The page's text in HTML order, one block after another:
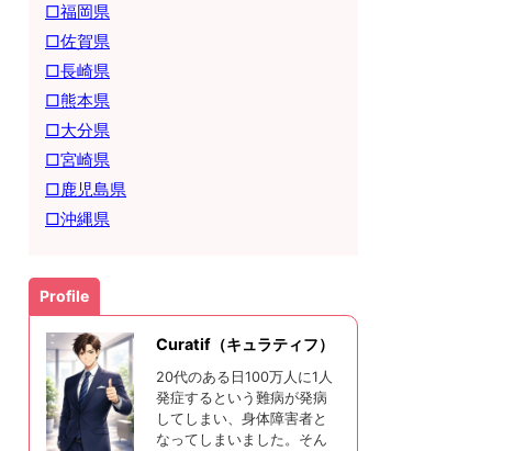
□福岡県
□佐賀県
□長崎県
□熊本県
□大分県
□宮崎県
□鹿児島県
□沖縄県
Profile
Curatif（キュラティフ）
20代のある日100万人に1人
発症するという難病が発病
してしまい、身体障害者と
なってしまいました。そん